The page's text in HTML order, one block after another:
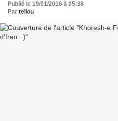
Publié le 19/01/2016 à 05:38
Par tellou